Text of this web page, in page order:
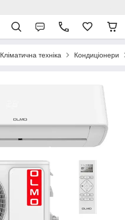
Кліматична техніка Кондиціонери